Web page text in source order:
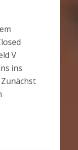
V
ins